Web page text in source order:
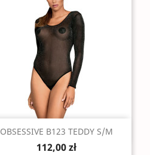
Szybki podgląd
OBSESSIVE B123 TEDDY S/M
112,00 zł